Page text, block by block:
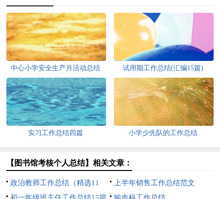
中心小学安全生产月活动总结 试用期工作总结(汇编15篇)
实习工作总结四篇 小学少先队的工作总结
【图书馆考核个人总结】相关文章：
政治教师工作总结（精选11
篇）
上半年销售工作总结范文
初一年级班主任工作总结15篇
输血科工作总结